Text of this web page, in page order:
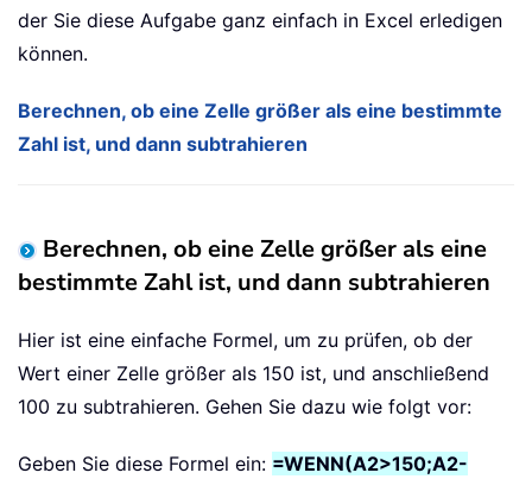
der Sie diese Aufgabe ganz einfach in Excel erledigen
können.
Berechnen, ob eine Zelle größer als eine bestimmte
Zahl ist, und dann subtrahieren
Berechnen, ob eine Zelle größer als eine
bestimmte Zahl ist, und dann subtrahieren
Hier ist eine einfache Formel, um zu prüfen, ob der
Wert einer Zelle größer als 150 ist, und anschließend
100 zu subtrahieren. Gehen Sie dazu wie folgt vor:
Geben Sie diese Formel ein: =WENN(A2>150;A2-